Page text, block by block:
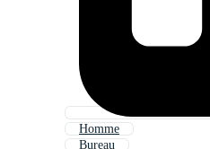
Homme
Bureau